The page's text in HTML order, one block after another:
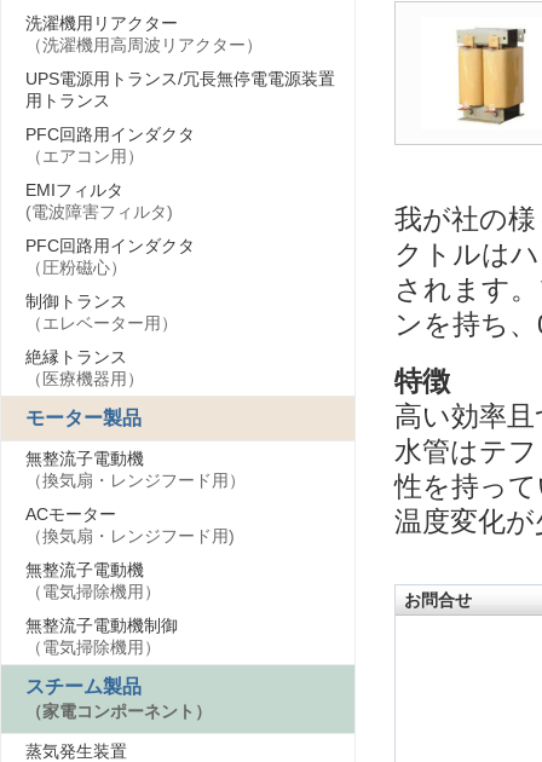
洗濯機用リアクター
（洗濯機用高周波リアクター）
UPS電源用トランス/冗長無停電電源装置
用トランス
PFC回路用インダクタ
（エアコン用）
EMIフィルタ
(電波障害フィルタ)
PFC回路用インダクタ
（圧粉磁心）
制御トランス
（エレベーター用）
絶縁トランス
（医療機器用）
モーター製品
無整流子電動機
（換気扇・レンジフード用）
ACモーター
（換気扇・レンジフード用)
無整流子電動機
（電気掃除機用）
無整流子電動機制御
（電気掃除機用）
スチーム製品
（家電コンポーネント）
蒸気発生装置
我が社の
クトルは
されます
ンを持ち
特徴
高い効率
水管はテ
性を持っ
温度変化
お問合せ